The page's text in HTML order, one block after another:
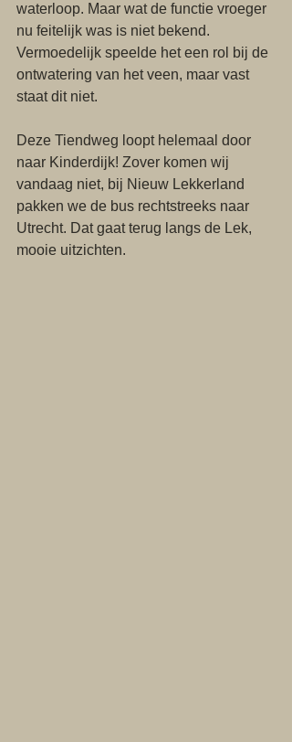
waterloop. Maar wat de functie vroeger
nu feitelijk was is niet bekend.
Vermoedelijk speelde het een rol bij de
ontwatering van het veen, maar vast
staat dit niet.
Deze Tiendweg loopt helemaal door
naar Kinderdijk! Zover komen wij
vandaag niet, bij Nieuw Lekkerland
pakken we de bus rechtstreeks naar
Utrecht. Dat gaat terug langs de Lek,
mooie uitzichten.